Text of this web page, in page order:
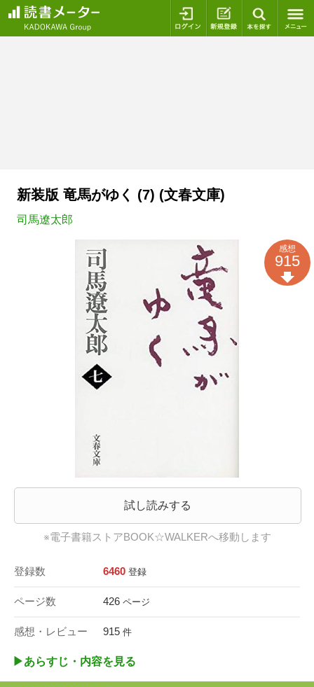
ログイン 新規登録
新装版 竜馬がゆく (7) (文春文庫)
司馬遼太郎
試し読みする
※電子書籍ストアBOOK☆WALKERへ移動します
登録数 6460 登録
ページ数 426 ページ
感想・レビュー 915 件
感想
915
▶︎あらすじ・内容を見る